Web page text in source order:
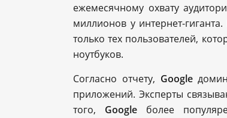
ежемесячному охвату
миллионов у интернет-
только тех пользователей,
ноутбуков.
Согласно отчету, Google
приложений. Эксперты
того, Googleболее